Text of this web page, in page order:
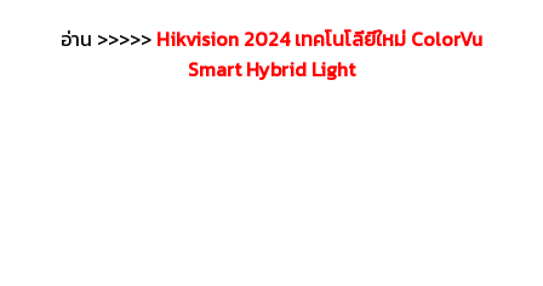
อ่าน >>>>> Hikvision 2024 เทคโนโลียีใหม่ ColorVu
Smart Hybrid Light